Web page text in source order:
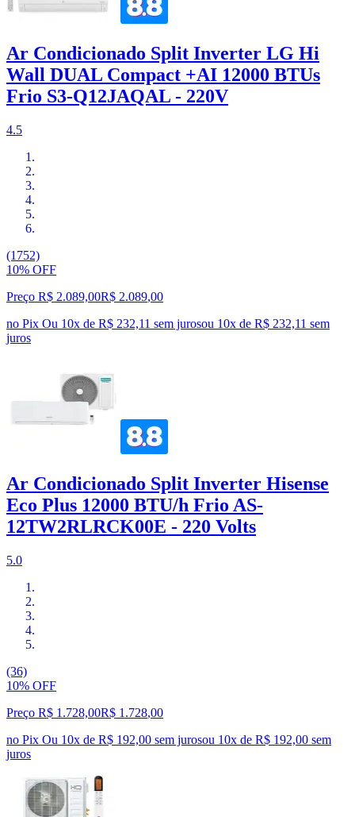
Ar Condicionado Split Inverter LG Hi
Wall DUAL Compact +AI 12000 BTUs
Frio S3-Q12JAQAL - 220V
4.5
(1752)
10% OFF
Preço R$ 2.089,00R$ 2.089,00
no Pix Ou 10x de R$ 232,11 sem jurosou 10x de R$ 232,11 sem
juros
Ar Condicionado Split Inverter Hisense
Eco Plus 12000 BTU/h Frio AS-
12TW2RLRCK00E - 220 Volts
5.0
(36)
10% OFF
Preço R$ 1.728,00R$ 1.728,00
no Pix Ou 10x de R$ 192,00 sem jurosou 10x de R$ 192,00 sem
juros